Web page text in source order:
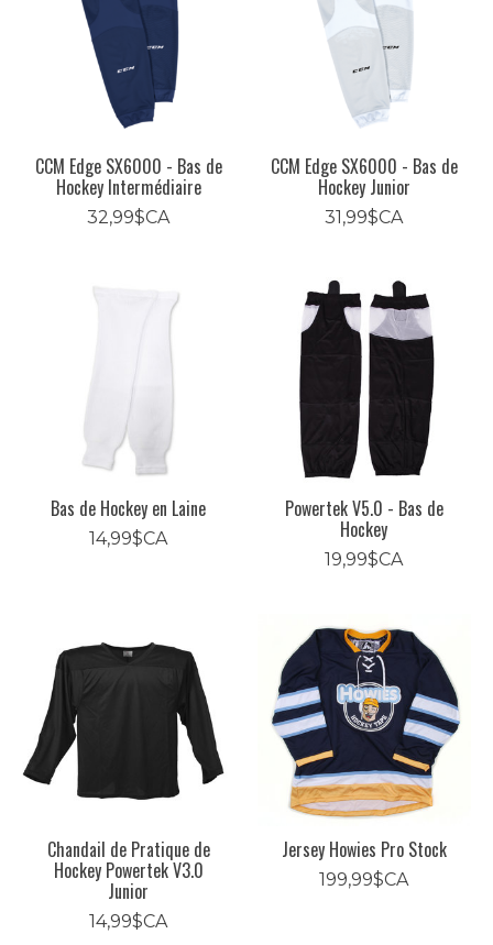
CCM Edge SX6000 - Bas de
Hockey Intermédiaire
32,99$CA
CCM Edge SX6000 - Bas de
Hockey Junior
31,99$CA
Bas de Hockey en Laine
14,99$CA
Powertek V5.0 - Bas de
Hockey
19,99$CA
Chandail de Pratique de
Hockey Powertek V3.0
Junior
14,99$CA
Jersey Howies Pro Stock
199,99$CA